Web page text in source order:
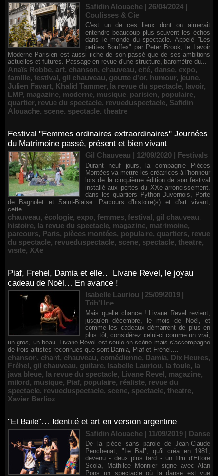
Safidin Alouache | 26/04/2024 |
Coulisses & Cie
C'est un de ces lieux dont on aimerait
entendre beaucoup plus souvent les échos
dans le monde du spectacle. Appelé "Les
petites Bouffes" par Peter Brook, le Lavoir
Moderne Parisien est aussi riche de son passé que de ses ambitions
actuelles et futures. Passage en revue d'une structure, baromètre du...
Anaïs Robbe, art, chanson, chauveau, cité, danse, expo,
famille, festival, gil chauveau, goutte d'or, humour, jeune,
Julien Favart, Khalid Tammer, la revue du spectacle, lavoir,
LMP, magazine, moderne, musique, parisien, populaire,
quartier, revue du spectacle, revueduspectacle, Safidin
Alouache, scene, spectacle, theatre
Festival "Femmes ordinaires extraordinaires" Journées
du Matrimoine passé, présent et bien vivant
Gil Chauveau | 12/09/2020 | Festivals
Durant neuf jours, la compagnie Pièces
Montées va mettre les créatrices à l'honneur
lors de la cinquième édition de son festival
installé aux portes du XXe arrondissement,
dans les quartiers Python-Duvernois, Porte
de Bagnolet et Saint-Blaise. Parcours d'histoire(s) et d'art vivant,
cette...
chauveau, écologie, expo, femmes, festival, gil chauveau,
histoire, la revue du spectacle, magazine, matrimoine,
parcours, Paris, pièces montées, populaire, quartiers, revue
du spectacle, revueduspectacle, scene, spectacle, theatre,
visite, XXe
Piaf, Frehel, Damia et elle… Livane Revel, le joyau
cadeau de Noël… En avance !
Isabelle Lauriou | 25/09/2019 |
Trib'Une
Mais quelle chance ! Livane Revel revient,
jusqu'en décembre, le mois de Noël, et
comme les cadeaux démarrent de plus en
plus tôt, considérez celui-ci comme un vrai,
un gros, un beau. Livane Revel est seule en scène mais s'accompagne
de trois artistes reconnues que sont Damia, Piaf et Fréhel....
chanson, chant, chauveau, comédienne, Damia, Dix Heures,
Fréhel, gil chauveau, guitare, Isabelle Lauriou, la foule, la
java bleue, la revue du spectacle, Livane Revel, magazine,
milord, musique, Piaf, populaire, réaliste, revue du
spectacle, revueduspectacle, scene, spectacle, theatre,
Xavier Berlioz
"El Baile"… Identité et art en version argentine
Safidin Alouache | 11/09/2019 | Danse
De la pièce sans parole de Jean-Claude
Penchenat, "Le Bal", qu'il créa en 1981,
devenu - deux plus tard - un film d'Ettore
Scola, Mathilde Monnier signe avec Alan
Pons un spectacle où la danse est vue